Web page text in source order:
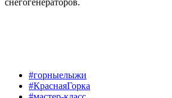
#горныелыжи
#КраснаяГорка